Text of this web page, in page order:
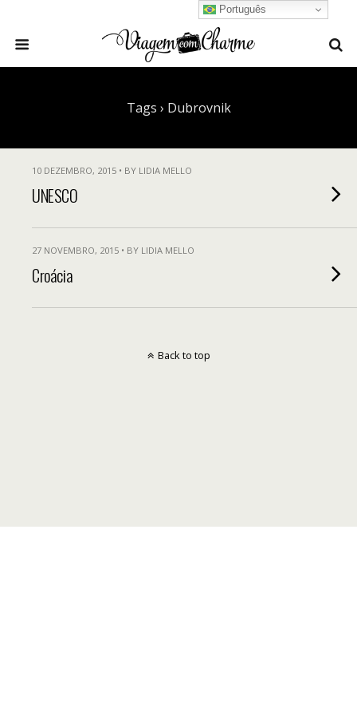
Tags › Dubrovnik
10 DEZEMBRO, 2015 • BY LIDIA MELLO
UNESCO
27 NOVEMBRO, 2015 • BY LIDIA MELLO
Croácia
Português
Back to top